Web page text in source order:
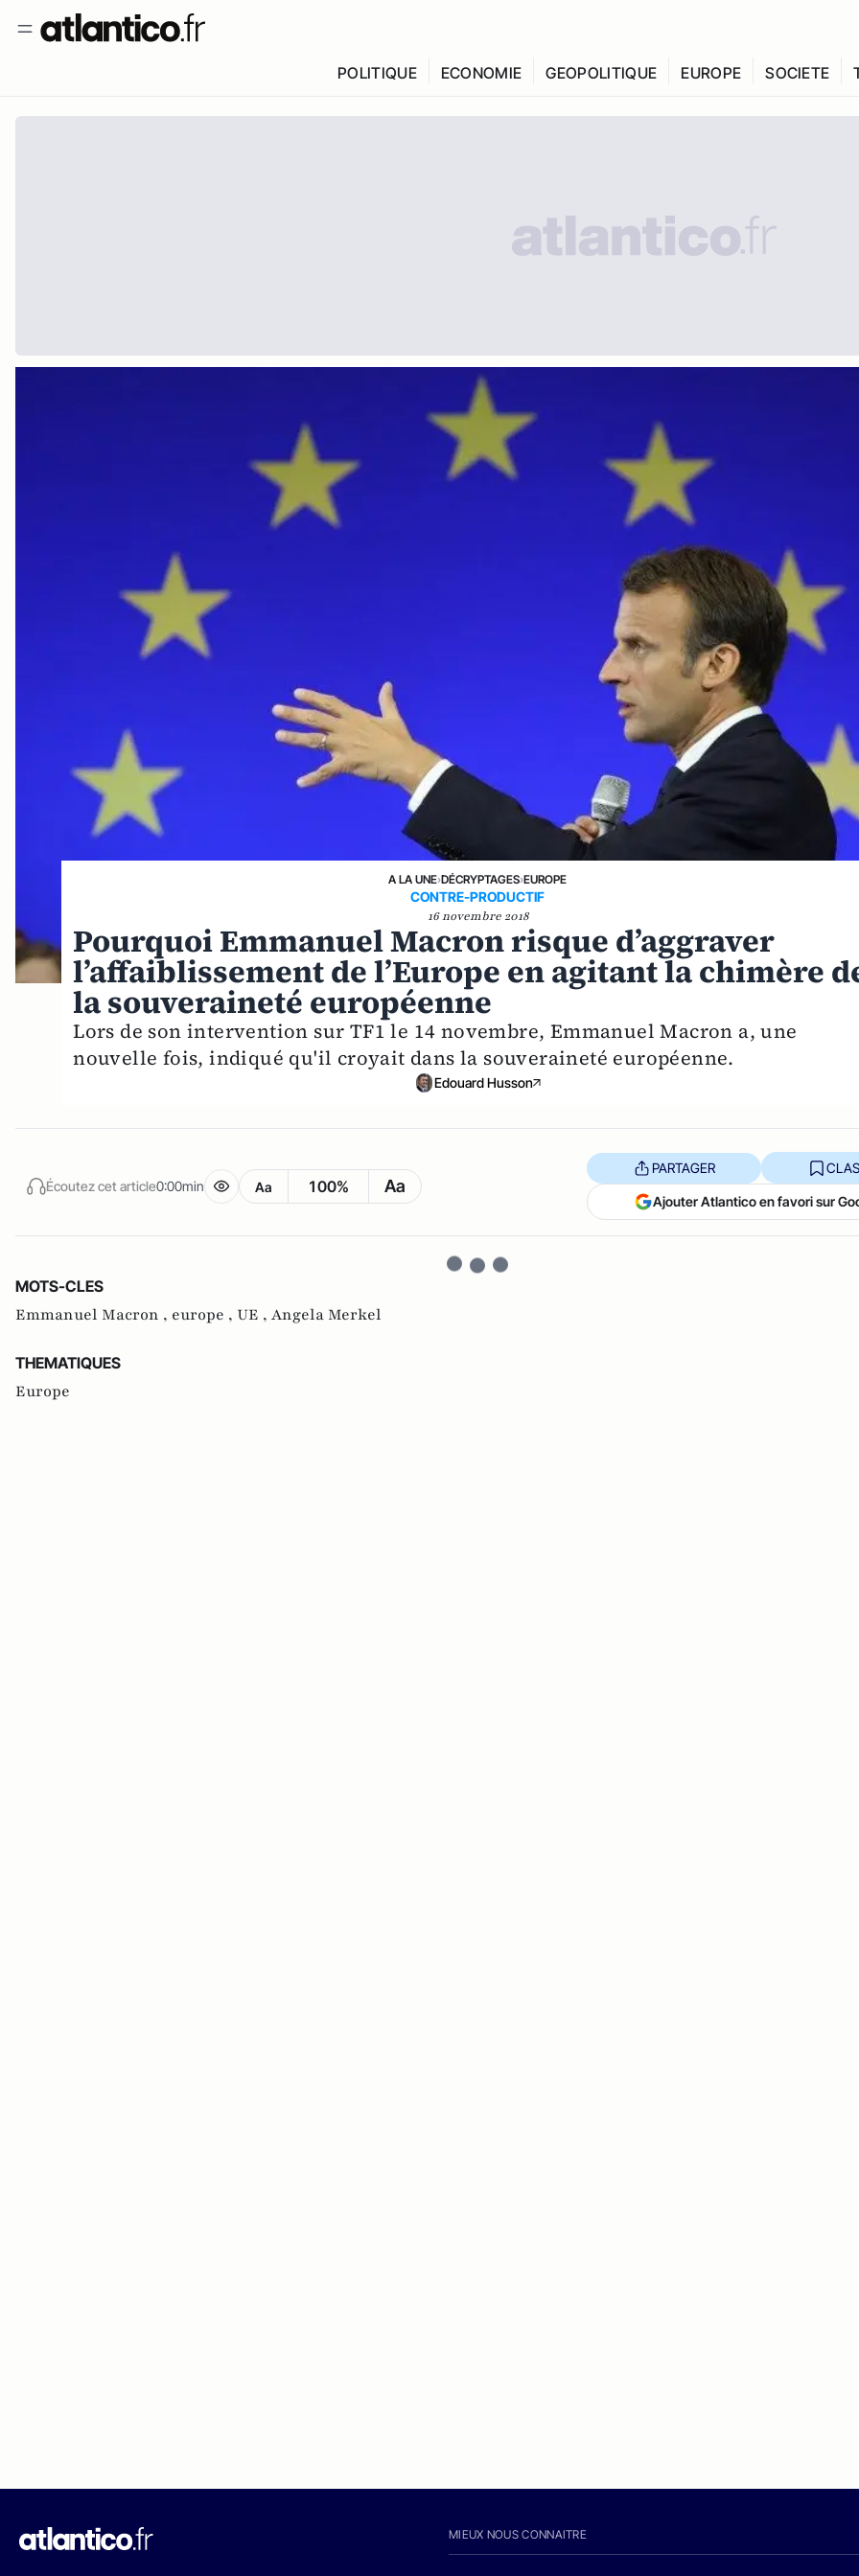
POLITIQUE ECONOMIE GEOPOLITIQUE EUROPE SOCIETE
A LA UNE›DÉCRYPTAGES›EUROPE
CONTRE-PRODUCTIF
16 novembre 2018
Pourquoi Emmanuel Macron risque d’aggraver
l’affaiblissement de l’Europe en agitant la chimère
la souveraineté européenne
Lors de son intervention sur TF1 le 14 novembre, Emmanuel Macron a, une
nouvelle fois, indiqué qu'il croyait dans la souveraineté européenne.
Edouard Husson
Écoutez cet article0:00min Aa 100% Aa
PARTAGER
Ajouter Atlantico en favori sur
MOTS-CLES
Emmanuel Macron , europe , UE , Angela Merkel
THEMATIQUES
Europe
MIEUX NOUS CONNAITRE